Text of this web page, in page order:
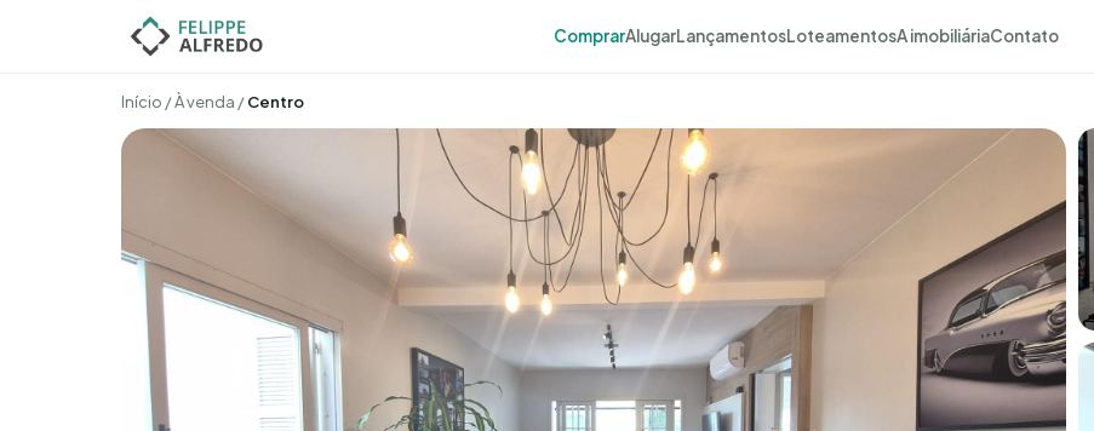
ComprarAlugarLançamentosLoteamentosA imobiliáriaContato
Início /À venda /Centro